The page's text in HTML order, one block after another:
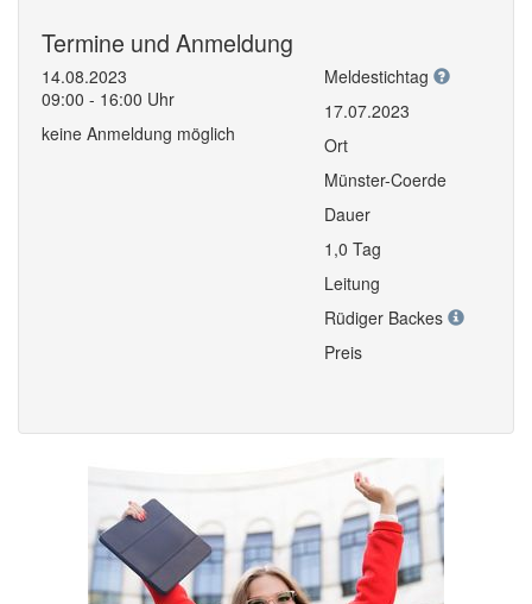
Termine und Anmeldung
14.08.2023
09:00 - 16:00 Uhr
keine Anmeldung möglich
Meldestichtag
17.07.2023
Ort
Münster-Coerde
Dauer
1,0 Tag
Leitung
Rüdiger Backes
Preis